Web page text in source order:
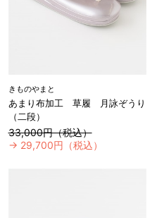
きものやまと
あまり布加工 草履 月詠ぞうり
（二段）
33,000円（税込）
→ 29,700円（税込）